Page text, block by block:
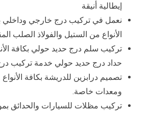
إيطالية أنيقة
نعمل في تركيب درج خارجي وداخلي
الأنواع من الستيل والفولاذ الصلب
تركيب سلم درج حديد حولي بكافة
حداد درج حديد حولي خدمة تركيب
تصميم درابزين للدريشة بكافة
ومعدات خاصة.
تركيب مظلات للسيارات والحدائق